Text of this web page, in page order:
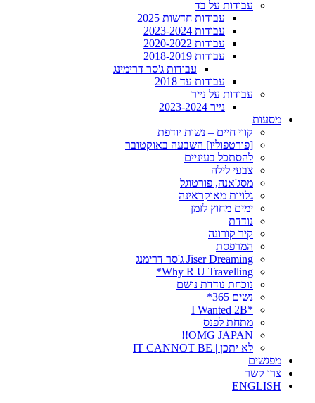
עבודות על בד
עבודות חדשות 2025
עבודות 2023-2024
עבודות 2020-2022
עבודות 2018-2019
עבודות ג'סר דרימינג
עבודות עד 2018
עבודות על נייר
נייר 2023-2024
מסעות
קווי חיים – נשות יודפת
[פורטפוליו] השבעה באוקטובר
להסתכל בעיניים
צבעי לילה
מסג'אנה, פורטוגל
גלויות מאוקראינה
ימים מחוץ לזמן
נודדת
קיר קורונה
המרפסת
Jiser Dreaming ג'סר דרימנג
Why R U Travelling*
נוכחת נודדת נושם
נשים 365*
*I Wanted 2B
מתחת לפנס
OMG JAPAN!!
לא יתכן | IT CANNOT BE
מפגשים
צרו קשר
ENGLISH